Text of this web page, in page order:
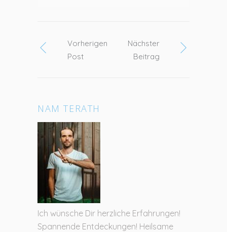
Vorherigen
Post
Nächster
Beitrag
NAM TERATH
Ich wünsche Dir herzliche Erfahrungen!
Spannende Entdeckungen! Heilsame